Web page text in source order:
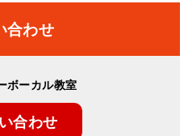
合わせ
ボーカル教室
合わせ